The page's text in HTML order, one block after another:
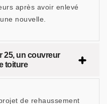
après avoir enlevé
nouvelle.
25, un couvreur
toiture
de rehaussement